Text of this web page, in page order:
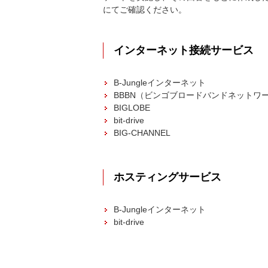
にてご確認ください。
インターネット接続サービス
B-Jungleインターネット
BBBN（ビンゴブロードバンドネットワ
BIGLOBE
bit-drive
BIG-CHANNEL
ホスティングサービス
B-Jungleインターネット
bit-drive